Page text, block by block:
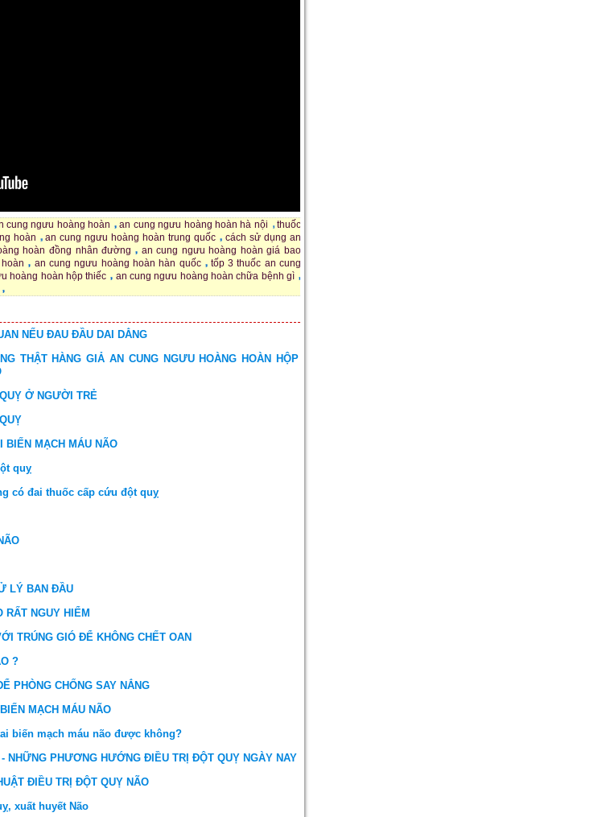
cung ngưu hoàng hoàn an cung ngưu hoàng hoàn hà nội
thuốc
hoàn
an cung ngưu hoàng hoàn trung quốc
cách sử dụng an
hoàn đồng nhân đường
an cung ngưu hoàng hoàn giá bao
an cung ngưu hoàng hoàn hàn quốc
tốp 3 thuốc an cung
hoàng hoàn hộp thiếc
an cung ngưu hoàng hoàn chữa bệnh gì
NẾU ĐAU ĐẦU DAI DẲNG
THẬT HÀNG GIẢ AN CUNG NGƯU HOÀNG HOÀN HỘP
Ở NGƯỜI TRẺ
BIẾN MẠCH MÁU NÃO
quỵ
có đai thuốc cấp cứu đột quỵ
LÝ BAN ĐẦU
RẤT NGUY HIỂM
TRÚNG GIÓ ĐỂ KHÔNG CHẾT OAN
?
PHÒNG CHỐNG SAY NẮNG
MẠCH MÁU NÃO
biến mạch máu não được không?
NHỮNG PHƯƠNG HƯỚNG ĐIỀU TRỊ ĐỘT QUỴ NGÀY NAY
ĐIỀU TRỊ ĐỘT QUỴ NÃO
xuất huyết Não